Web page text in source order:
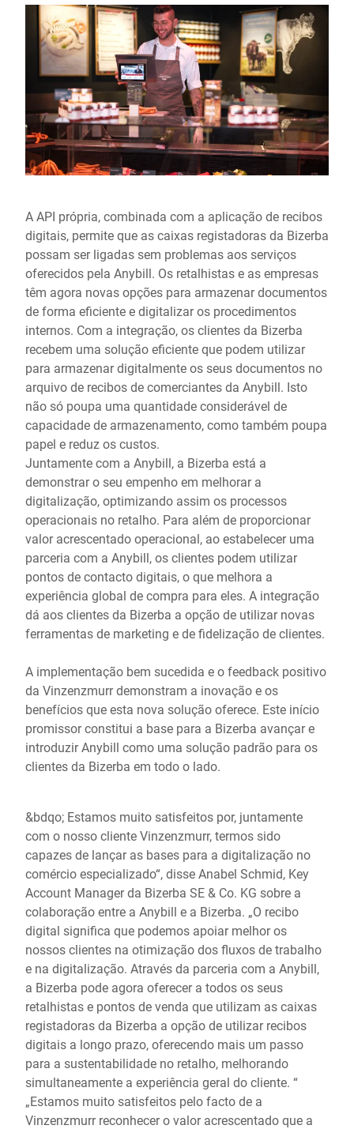
A API própria, combinada com a aplicação de recibos
digitais, permite que as caixas registadoras da Bizerba
possam ser ligadas sem problemas aos serviços
oferecidos pela Anybill. Os retalhistas e as empresas
têm agora novas opções para armazenar documentos
de forma eficiente e digitalizar os procedimentos
internos. Com a integração, os clientes da Bizerba
recebem uma solução eficiente que podem utilizar
para armazenar digitalmente os seus documentos no
arquivo de recibos de comerciantes da Anybill. Isto
não só poupa uma quantidade considerável de
capacidade de armazenamento, como também poupa
papel e reduz os custos.
Juntamente com a Anybill, a Bizerba está a
demonstrar o seu empenho em melhorar a
digitalização, optimizando assim os processos
operacionais no retalho. Para além de proporcionar
valor acrescentado operacional, ao estabelecer uma
parceria com a Anybill, os clientes podem utilizar
pontos de contacto digitais, o que melhora a
experiência global de compra para eles. A integração
dá aos clientes da Bizerba a opção de utilizar novas
ferramentas de marketing e de fidelização de clientes.
A implementação bem sucedida e o feedback positivo
da Vinzenzmurr demonstram a inovação e os
benefícios que esta nova solução oferece. Este início
promissor constitui a base para a Bizerba avançar e
introduzir Anybill como uma solução padrão para os
clientes da Bizerba em todo o lado.
&bdqo; Estamos muito satisfeitos por, juntamente
com o nosso cliente Vinzenzmurr, termos sido
capazes de lançar as bases para a digitalização no
comércio especializado“, disse Anabel Schmid, Key
Account Manager da Bizerba SE & Co. KG sobre a
colaboração entre a Anybill e a Bizerba. „O recibo
digital significa que podemos apoiar melhor os
nossos clientes na otimização dos fluxos de trabalho
e na digitalização. Através da parceria com a Anybill,
a Bizerba pode agora oferecer a todos os seus
retalhistas e pontos de venda que utilizam as caixas
registadoras da Bizerba a opção de utilizar recibos
digitais a longo prazo, oferecendo mais um passo
para a sustentabilidade no retalho, melhorando
simultaneamente a experiência geral do cliente. “
„Estamos muito satisfeitos pelo facto de a
Vinzenzmurr reconhecer o valor acrescentado que a